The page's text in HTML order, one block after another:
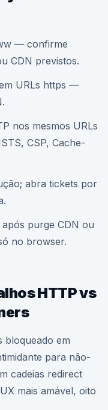
— confirme
CDN previstos.
URLs https —
nos mesmos URLs
CSP, Cache-
abra tickets por
purge CDN ou
no browser.
HTTP vs
bloqueado em
para não-
cadeias redirect
mais amável, oito